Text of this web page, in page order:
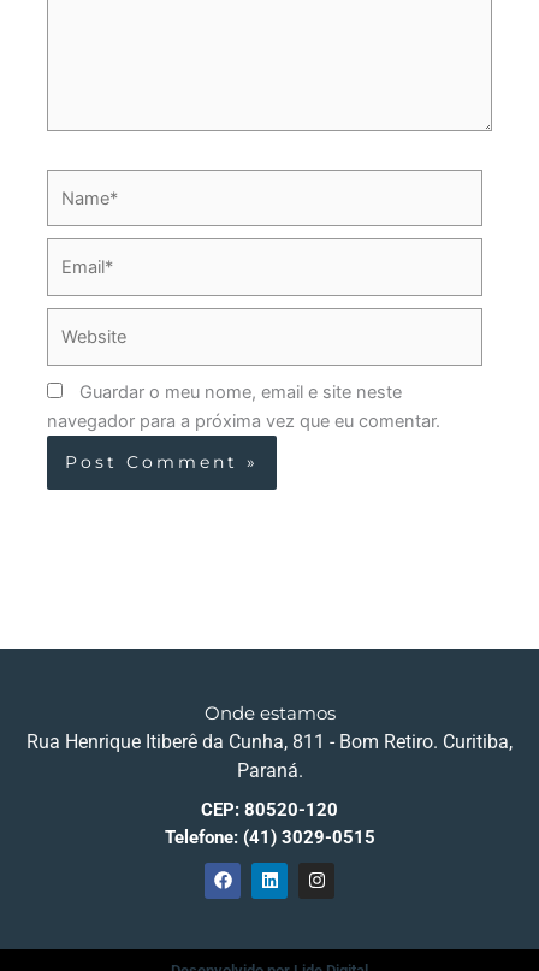
Guardar o meu nome, email e site neste
navegador para a próxima vez que eu comentar.
Onde estamos
Rua Henrique Itiberê da Cunha, 811 - Bom Retiro. Curitiba,
Paraná.
CEP: 80520-120
Telefone: (41) 3029-0515
F
a
c
L
i
n
I
n
s